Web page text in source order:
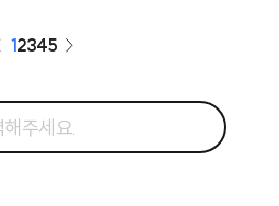
12345